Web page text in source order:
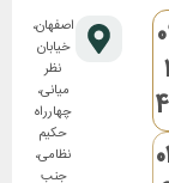
اصفهان،
خیابان
نظر
میانی،
چهارراه
حکیم
نظامی،
جنب